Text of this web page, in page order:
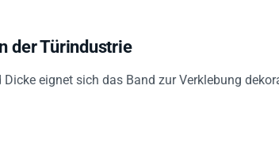
der Türindustrie
eignet sich das Band zur Verklebung